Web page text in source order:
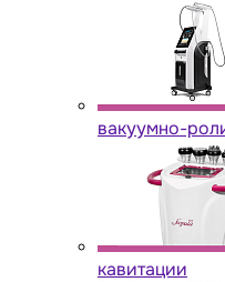
вакуумно-
кавитации